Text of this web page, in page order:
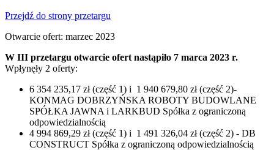
Przejdź do strony przetargu
Otwarcie ofert: marzec 2023
W III przetargu otwarcie ofert nastąpiło 7 marca 2023 r.
Wpłynęły 2 oferty:
6 354 235,17 zł (część 1) i 1 940 679,80 zł (część 2)-
KONMAG DOBRZYŃSKA ROBOTY BUDOWLANE
SPÓŁKA JAWNA i LARKBUD Spółka z ograniczoną
odpowiedzialnością
4 994 869,29 zł (część 1) i 1 491 326,04 zł (część 2) - DB
CONSTRUCT Spółka z ograniczoną odpowiedzialnością